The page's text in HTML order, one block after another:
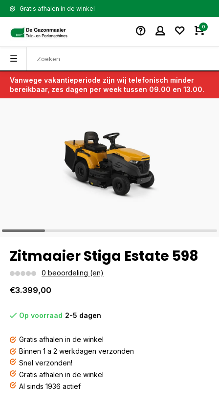
Gratis afhalen in de winkel
0
Vanwege vakantieperiode zijn wij telefonisch minder
bereikbaar, zes dagen per week tussen 09.00 en 13.00.
Terug
Zitmaaier Stiga Estate 598
0 beoordeling (en)
€3.399,00
Op voorraad 2-5 dagen
Gratis afhalen in de winkel
Binnen 1 a 2 werkdagen verzonden
Snel verzonden!
Gratis afhalen in de winkel
Al sinds 1936 actief